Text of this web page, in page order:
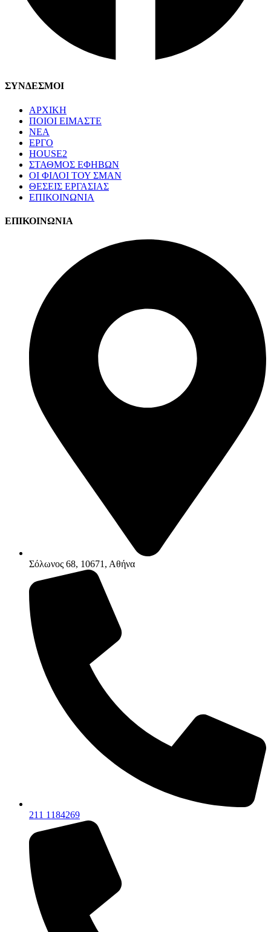
ΣΥΝΔΕΣΜΟΙ
ΑΡΧΙΚΗ
ΠΟΙΟΙ ΕΙΜΑΣΤΕ
ΝΕΑ
ΕΡΓΟ
HOUSE2
ΣΤΑΘΜΟΣ ΕΦΗΒΩΝ
ΟΙ ΦΙΛΟΙ ΤΟΥ ΣΜΑΝ
ΘΕΣΕΙΣ ΕΡΓΑΣΙΑΣ
ΕΠΙΚΟΙΝΩΝΙΑ
ΕΠΙΚΟΙΝΩΝΙΑ
Σόλωνος 68, 10671, Αθήνα
211 1184269